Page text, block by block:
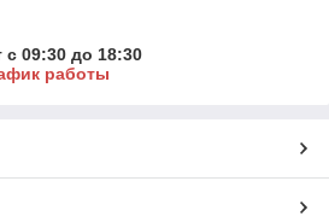
с 09:30 до 18:30
работы